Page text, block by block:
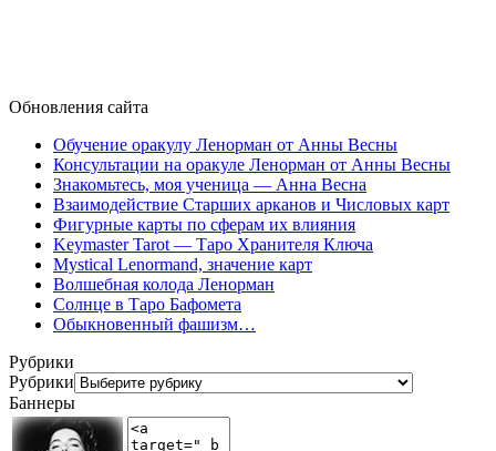
Обновления сайта
Обучение оракулу Ленорман от Анны Весны
Консультации на оракуле Ленорман от Анны Весны
Знакомьтесь, моя ученица — Анна Весна
Взаимодействие Старших арканов и Числовых карт
Фигурные карты по сферам их влияния
Keymaster Tarot — Таро Хранителя Ключа
Mystical Lenormand, значение карт
Волшебная колода Ленорман
Солнце в Таро Бафомета
Обыкновенный фашизм…
Рубрики
Рубрики
Баннеры